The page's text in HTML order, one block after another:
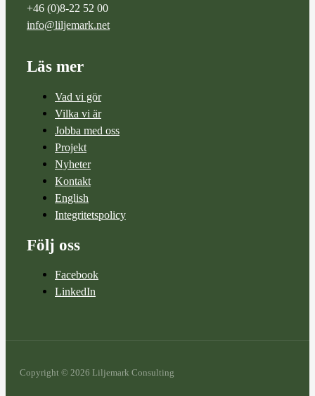
+46 (0)8-22 52 00
info@liljemark.net
Läs mer
Vad vi gör
Vilka vi är
Jobba med oss
Projekt
Nyheter
Kontakt
English
Integritetspolicy
Följ oss
Facebook
LinkedIn
Copyright © 2026 Liljemark Consulting